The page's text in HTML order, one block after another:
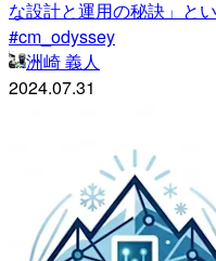
な設計と運用の秘訣」と
#cm_odyssey
洲崎 義人
2024.07.31